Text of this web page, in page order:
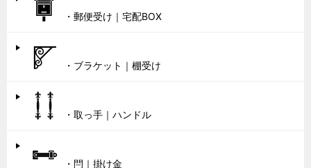
・郵便受け｜宅配BOX
・ブラケット｜棚受け
・取っ手｜ハンドル
・閂｜掛け金